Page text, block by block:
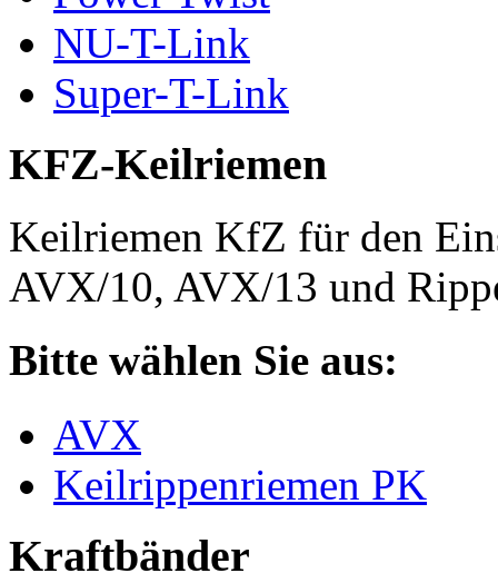
NU-T-Link
Super-T-Link
KFZ-Keilriemen
Keilriemen KfZ für den
AVX/10, AVX/13 und
Bitte wählen Sie aus:
AVX
Keilrippenriemen PK
Kraftbänder